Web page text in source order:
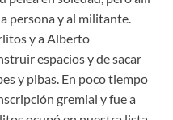
persona y al militante.
y a Alberto
espacios y de sacar
y pibas. En poco tiempo
gremial y fue a